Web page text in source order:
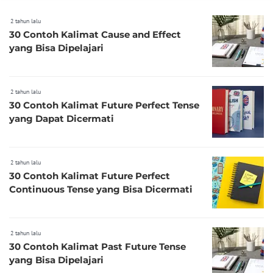
2 tahun lalu
30 Contoh Kalimat Cause and Effect
yang Bisa Dipelajari
2 tahun lalu
30 Contoh Kalimat Future Perfect Tense
yang Dapat Dicermati
2 tahun lalu
30 Contoh Kalimat Future Perfect
Continuous Tense yang Bisa Dicermati
2 tahun lalu
30 Contoh Kalimat Past Future Tense
yang Bisa Dipelajari